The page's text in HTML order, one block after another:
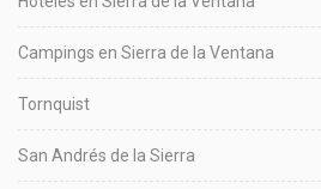
Campings en Sierra de la Ventana
Tornquist
San Andrés de la Sierra